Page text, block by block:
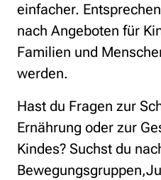
einfacher.
nach Angeboten für
Familien und
werden.
Hast du Fragen zur
Ernährung oder zur
Kindes? Suchst du